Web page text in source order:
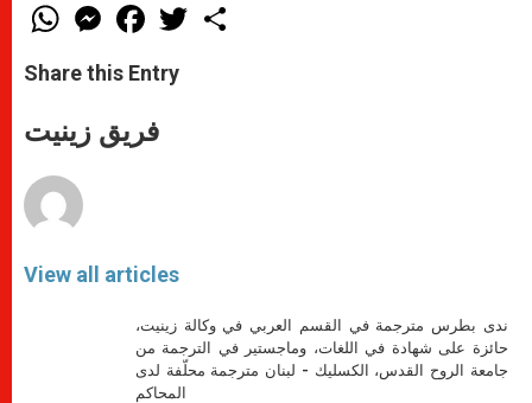
W
h
t
s
p
p
M
e
s
e
g
e
F
a
e
b
o
k
w
Share this Entry
فريق زينيت
View all articles
ندى بطرس مترجمة في القسم العربي في وكالة زينيت،
حائزة على شهادة في اللغات، وماجستير في الترجمة من
جامعة الروح القدس، الكسليك - لبنان مترجمة محلّفة لدى
المحاكم